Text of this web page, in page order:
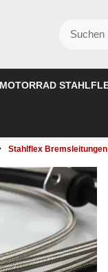
MOTORRAD
Stahlflex